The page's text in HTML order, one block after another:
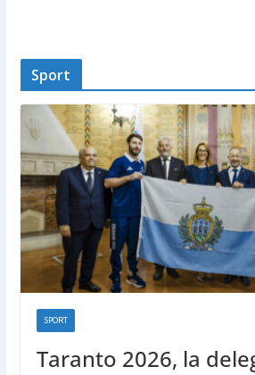
Sport
SPORT
Taranto 2026, la